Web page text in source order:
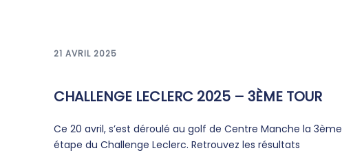
21 AVRIL 2025
CHALLENGE LECLERC 2025 – 3ÈME TOUR
Ce 20 avril, s’est déroulé au golf de Centre Manche la 3ème
étape du Challenge Leclerc. Retrouvez les résultats